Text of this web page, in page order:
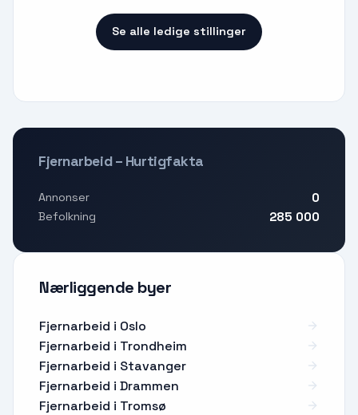
Se alle ledige stillinger
Fjernarbeid – Hurtigfakta
Annonser 0
Befolkning 285 000
Nærliggende byer
Fjernarbeid i Oslo
Fjernarbeid i Trondheim
Fjernarbeid i Stavanger
Fjernarbeid i Drammen
Fjernarbeid i Tromsø